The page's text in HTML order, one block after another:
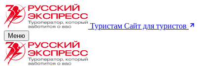
Туристам Сайт для туристов
Меню